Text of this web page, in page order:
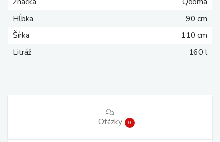
Hĺbka
90 cm
Šírka
110 cm
Litráž
160 l
Otázky 0